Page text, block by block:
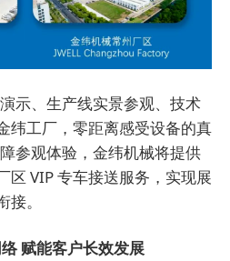
示、生产线实景参观、技术
纬工厂，零距离感受设备的真
参观体验，金纬机械将提供
区 VIP 专车接送服务，实现展
。
赋能客户长效发展